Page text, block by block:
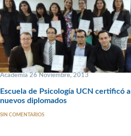
Academia 26 Noviembre, 2013
Escuela de Psicología UCN certificó a
nuevos diplomados
SIN COMENTARIOS